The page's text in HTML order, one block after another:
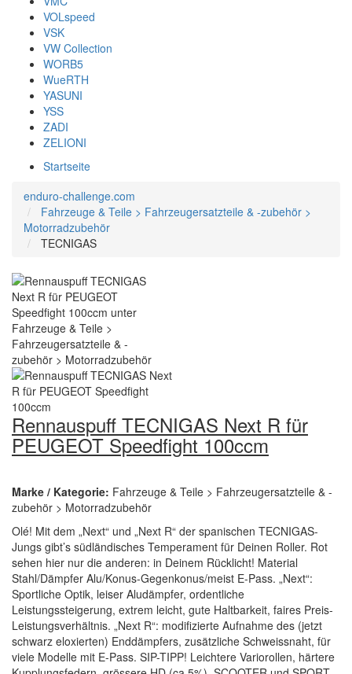
VOLspeed
VSK
VW Collection
WORB5
WueRTH
YASUNI
YSS
ZADI
ZELIONI
Startseite
enduro-challenge.com
Fahrzeuge & Teile > Fahrzeugersatzteile & -zubehör >
Motorradzubehör
TECNIGAS
Rennauspuff TECNIGAS Next R für
PEUGEOT Speedfight 100ccm
Marke / Kategorie: Fahrzeuge & Teile > Fahrzeugersatzteile & -
zubehör > Motorradzubehör
Olé! Mit dem „Next“ und „Next R“ der spanischen TECNIGAS-
Jungs gibt’s südländisches Temperament für Deinen Roller. Rot
sehen hier nur die anderen: in Deinem Rücklicht! Material
Stahl/Dämpfer Alu/Konus-Gegenkonus/meist E-Pass. „Next“:
Sportliche Optik, leiser Aludämpfer, ordentliche
Leistungssteigerung, extrem leicht, gute Haltbarkeit, faires Preis-
Leistungsverhältnis. „Next R“: modifizierte Aufnahme des (jetzt
schwarz eloxierten) Enddämpfers, zusätzliche Schweissnaht, für
viele Modelle mit E-Pass. SIP-TIPP! Leichtere Variorollen, härtere